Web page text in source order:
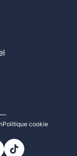
Politique cookie